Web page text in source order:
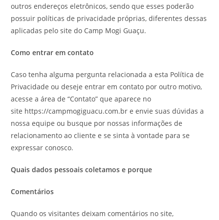
outros endereços eletrônicos, sendo que esses poderão
possuir políticas de privacidade próprias, diferentes dessas
aplicadas pelo site do Camp Mogi Guaçu.
Como entrar em contato
Caso tenha alguma pergunta relacionada a esta Política de
Privacidade ou deseje entrar em contato por outro motivo,
acesse a área de “Contato” que aparece no
site https://campmogiguacu.com.br e envie suas dúvidas a
nossa equipe ou busque por nossas informações de
relacionamento ao cliente e se sinta à vontade para se
expressar conosco.
Quais dados pessoais coletamos e porque
Comentários
Quando os visitantes deixam comentários no site,